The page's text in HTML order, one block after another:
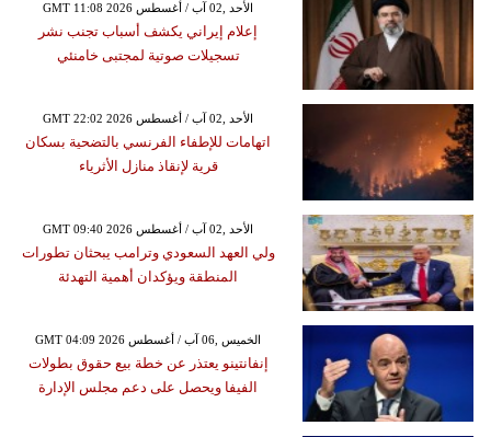
GMT 11:08 2026 الأحد ,02 آب / أغسطس
إعلام إيراني يكشف أسباب تجنب نشر
تسجيلات صوتية لمجتبى خامنئي
GMT 22:02 2026 الأحد ,02 آب / أغسطس
اتهامات للإطفاء الفرنسي بالتضحية بسكان
قرية لإنقاذ منازل الأثرياء
GMT 09:40 2026 الأحد ,02 آب / أغسطس
ولي العهد السعودي وترامب يبحثان تطورات
المنطقة ويؤكدان أهمية التهدئة
GMT 04:09 2026 الخميس ,06 آب / أغسطس
إنفانتينو يعتذر عن خطة بيع حقوق بطولات
الفيفا ويحصل على دعم مجلس الإدارة